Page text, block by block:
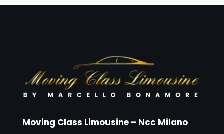
Moving Class Limousine – Ncc Milano